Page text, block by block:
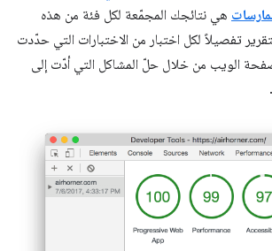
هي نتائجك المجمّعة لكل فئة من هذه
تفصيلاً لكل اختبار من الاختبارات التي حدّدت
الويب من خلال حلّ المشاكل التي أدّت إلى